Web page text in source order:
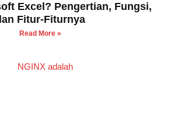
Excel? Pengertian, Fungsi,
Fitur-Fiturnya
Read More »